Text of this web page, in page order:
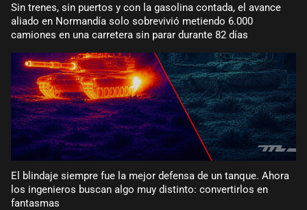
Sin trenes, sin puertos y con la gasolina contada, el avance
aliado en Normandía solo sobrevivió metiendo 6.000
camiones en una carretera sin parar durante 82 días
El blindaje siempre fue la mejor defensa de un tanque. Ahora
los ingenieros buscan algo muy distinto: convertirlos en
fantasmas